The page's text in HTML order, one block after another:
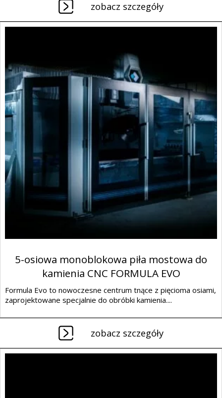
zobacz szczegóły
5-osiowa monoblokowa piła mostowa do
kamienia CNC FORMULA EVO
Formula Evo to nowoczesne centrum tnące z pięcioma osiami,
zaprojektowane specjalnie do obróbki kamienia....
zobacz szczegóły